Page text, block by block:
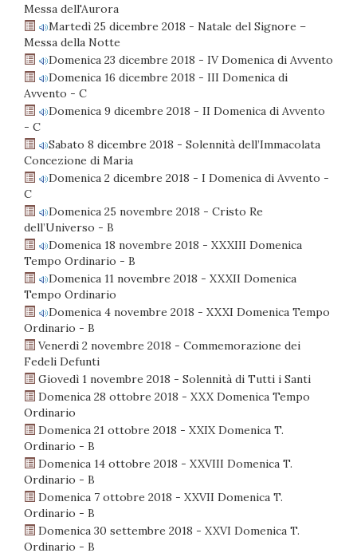
Messa dell'Aurora
Martedì 25 dicembre 2018 - Natale del Signore –
Messa della Notte
Domenica 23 dicembre 2018 - IV Domenica di Avvento
Domenica 16 dicembre 2018 - III Domenica di
Avvento - C
Domenica 9 dicembre 2018 - II Domenica di Avvento
- C
Sabato 8 dicembre 2018 - Solennità dell’Immacolata
Concezione di Maria
Domenica 2 dicembre 2018 - I Domenica di Avvento -
C
Domenica 25 novembre 2018 - Cristo Re
dell’Universo - B
Domenica 18 novembre 2018 - XXXIII Domenica
Tempo Ordinario - B
Domenica 11 novembre 2018 - XXXII Domenica
Tempo Ordinario
Domenica 4 novembre 2018 - XXXI Domenica Tempo
Ordinario - B
Venerdì 2 novembre 2018 - Commemorazione dei
Fedeli Defunti
Giovedì 1 novembre 2018 - Solennità di Tutti i Santi
Domenica 28 ottobre 2018 - XXX Domenica Tempo
Ordinario
Domenica 21 ottobre 2018 - XXIX Domenica T.
Ordinario - B
Domenica 14 ottobre 2018 - XXVIII Domenica T.
Ordinario - B
Domenica 7 ottobre 2018 - XXVII Domenica T.
Ordinario - B
Domenica 30 settembre 2018 - XXVI Domenica T.
Ordinario - B